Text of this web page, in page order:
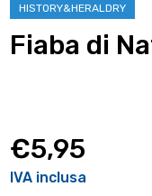
HISTORY&HERALDRY
Fiaba di
€5,95
IVA inclusa